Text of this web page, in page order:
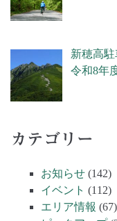
新穂高
令和8年
カテゴリー
お知らせ (142)
イベント (112)
エリア情報 (67)